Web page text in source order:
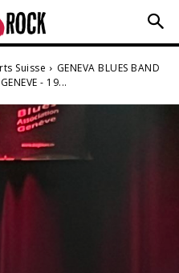
Suisse
GENEVA BLUES BAND
- 19...